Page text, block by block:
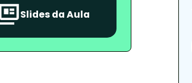
Slides da Aula